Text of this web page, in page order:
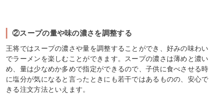
②スープの量や味の濃さを調整する
王将ではスープの濃さや量を調整することができ、好みの味わい
でラーメンを楽しむことができます。スープの濃さは薄めと濃い
め、量は少なめか多めで指定ができるので、子供に食べさせる時
に塩分が気になると言ったときにも若干ではあるものの、安心で
きる注文方法といえます。